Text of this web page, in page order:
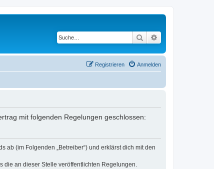
Suche
Anmelden
Registrieren
mit folgenden Regelungen geschlossen:
ab (im Folgenden „Betreiber“) und erklärst dich mit den
die an dieser Stelle veröffentlichten Regelungen.